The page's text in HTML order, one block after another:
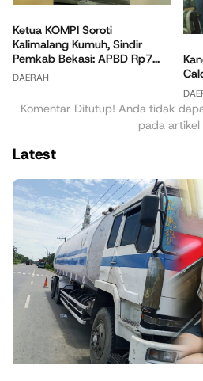
Ketua KOMPI Soroti
Kalimalang Kumuh, Sindir
Pemkab Bekasi: APBD Rp7...
DAERAH
Komentar Ditutup! Anda tidak
pada artikel
Latest